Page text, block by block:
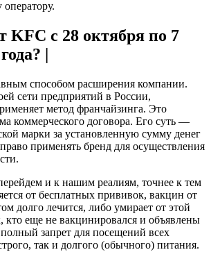
KFC с 28 октября по 7
|
способом расширения компании.
сети предприятий в России,
метод франчайзинга. Это
коммерческого договора. Его суть —
марки за установленную сумму денег
применять бренд для осуществления
и к нашим реалиям, точнее к тем
от бесплатных прививок, вакцин от
долго лечится, либо умирает от этой
кто еще не вакцинировался и объявлены
запрет для посещений всех
так и долгого (обычного) питания.